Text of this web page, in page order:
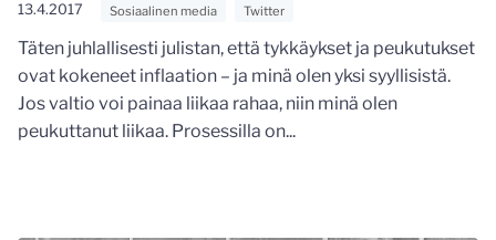
13.4.2017 Sosiaalinen media Twitter
Täten juhlallisesti julistan, että tykkäykset ja peukutukset
ovat kokeneet inflaation – ja minä olen yksi syyllisistä.
Jos valtio voi painaa liikaa rahaa, niin minä olen
peukuttanut liikaa. Prosessilla on...